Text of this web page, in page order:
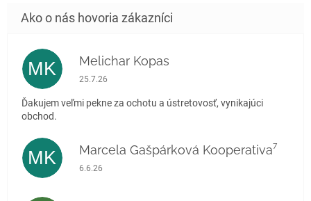
MK Melichar Kopas
Hodnotenie obchodu je 5 z 5 hviezdičiek.
25.7.26
Ďakujem veľmi pekne za ochotu a ústretovosť, vynikajúci
obchod.
MK Marcela Gašpárková Kooperativa⁷
Hodnotenie obchodu je 5 z 5 hviezdičiek.
6.6.26